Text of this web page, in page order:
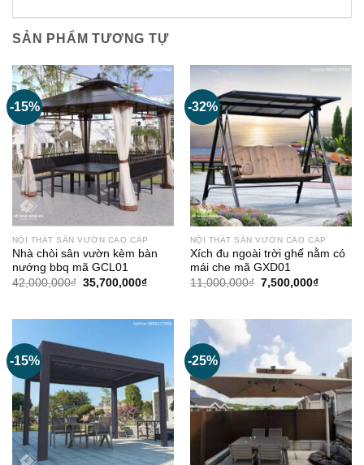
SẢN PHẨM TƯƠNG TỰ
-15%
NỘI THẤT SÂN VƯỜN CAO CẤP
Nhà chòi sân vườn kèm bàn
nướng bbq mã GCL01
42,000,000₫ Giá
gốc
35,700,000₫Giá
35,700,000₫.
-32%
NỘI THẤT SÂN VƯỜN CAO CẤP
Xích đu ngoài trời ghế nằm có
mái che mã GXD01
11,000,000₫ Giá
gốc
7,500,000₫Giá
-15% -25%